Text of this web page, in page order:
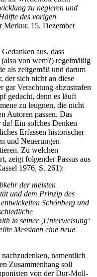
zu negieren und
des vorigen
Merkur, 15. Dezember
aus, dass
von wem?) regelmäßig
als zeitgemäß und darum
der sich nicht an diese
gar Verachtung abzustrafen
gedacht, denn es läuft
zu leugnen, die nicht
Autoren passen. Das
da! Ein solches Denken
Erfassen historischer
und Neuerungen
Zu welchen
zeigt folgender Passus aus
1976, S. 261):
der meisten
und dem Prinzip des
Schönberg und
in seiner ‚Unterweisung‘
Messiaen eine neue
namentlich
Zusammenhang soll
von der Dur-Moll-